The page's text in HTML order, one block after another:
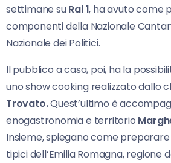
settimane suRai 1, ha avuto come
componenti della Nazionale
Nazionale dei Politici.
Il pubblico a casa, poi, ha la
uno show cooking realizzato dallo
Trovato.Quest’ultimo è
enogastronomia e territorio
Insieme, spiegano come
tipici dell’Emilia Romagna, regione